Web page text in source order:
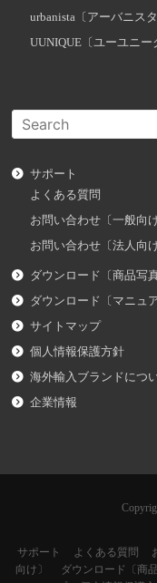
urbanista〔アーバニスタ
UUNIQUE〔ユーユニー
サポート
よくある質問
お問い合わせ〔一般向け
お問い合わせ〔法人向け
ダウンロード〔商品写真
ダウンロード〔マニュア
サイトマップ
個人情報保護方針
海外輸入ブランドにつ
企業情報
サポート よくある質問
向け〕
ダウンロード〔商